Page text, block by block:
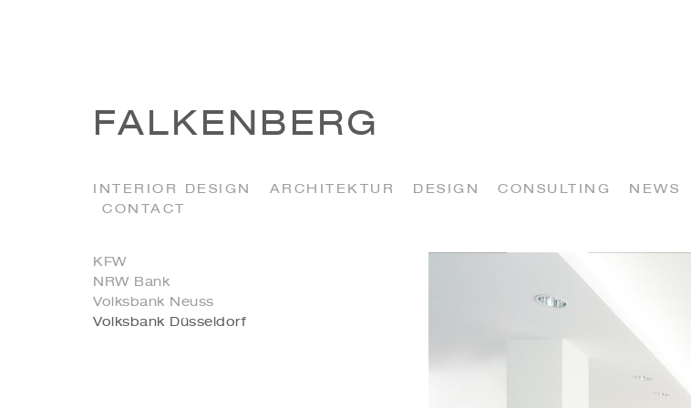
FALKENBERG
INTERIOR DESIGN ARCHITEKTUR DESIGN CONSULTING NEWS
CONTACT
KFW
NRW Bank
Volksbank Neuss
Volksbank Düsseldorf